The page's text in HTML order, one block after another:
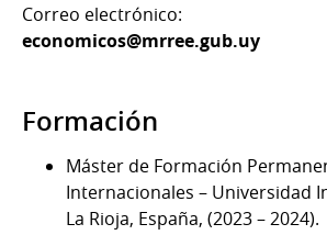
Correo electrónico:
economicos@mrree.gub.uy
Formación
Máster de Formación
Internacionales – Universidad
La Rioja, España, (2023 – 2024).